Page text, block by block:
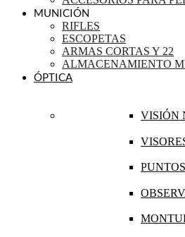
MUNICIÓN
RIFLES
ESCOPETAS
ARMAS CORTAS Y 22
ALMACENAMIENTO
ÓPTICA
VISIÓN